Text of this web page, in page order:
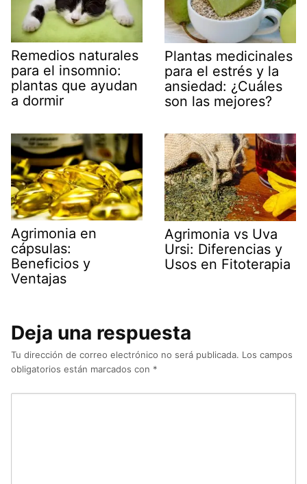
Remedios naturales
para el insomnio:
plantas que ayudan
a dormir
Plantas medicinales
para el estrés y la
ansiedad: ¿Cuáles
son las mejores?
Agrimonia en
cápsulas:
Beneficios y
Ventajas
Agrimonia vs Uva
Ursi: Diferencias y
Usos en Fitoterapia
Deja una respuesta
Tu dirección de correo electrónico no será publicada. Los campos
obligatorios están marcados con *